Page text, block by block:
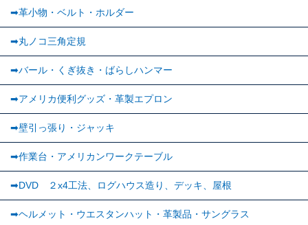
➡︎革小物・ベルト・ホルダー
➡丸ノコ三角定規
➡バール・くぎ抜き・ばらしハンマー
➡アメリカ便利グッズ・革製エプロン
➡壁引っ張り・ジャッキ
➡作業台・アメリカンワークテーブル
➡DVD ２x4工法、ログハウス造り、デッキ、屋根
➡ヘルメット・ウエスタンハット・革製品・サングラス